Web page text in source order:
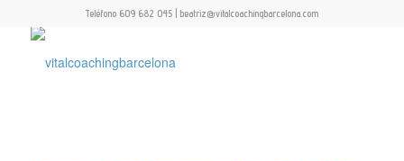
Teléfono 609 682 045 | beatriz@vitalcoachingbarcelona.com